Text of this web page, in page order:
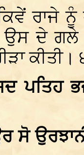
ਰਾਜੇ
ਦੇ ਗਲੇ
ਕੀਤੀ।
ਜਦ ਪਤਿਹ
ਸੋ